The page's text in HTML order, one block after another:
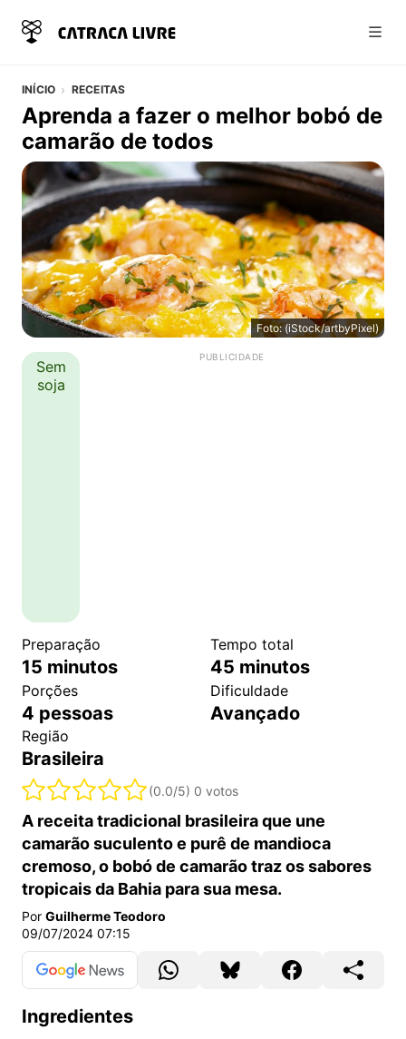
INÍCIO RECEITAS
Aprenda a fazer o melhor bobó de
camarão de todos
Foto: (iStock/artbyPixel)
Detalhes da Receita
Sem
soja
Preparação
15 minutos
Tempo total
45 minutos
Porções
4 pessoas
Dificuldade
Avançado
Região
Brasileira
(0.0/5) 0 votos
A receita tradicional brasileira que une
camarão suculento e purê de mandioca
cremoso, o bobó de camarão traz os sabores
tropicais da Bahia para sua mesa.
Por Guilherme Teodoro
09/07/2024 07:15
Ingredientes